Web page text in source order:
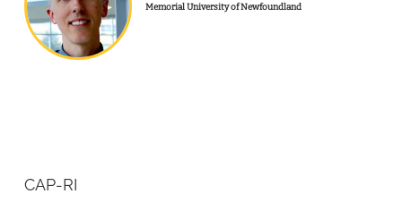
Memorial University of Newfoundland
CAP-RI